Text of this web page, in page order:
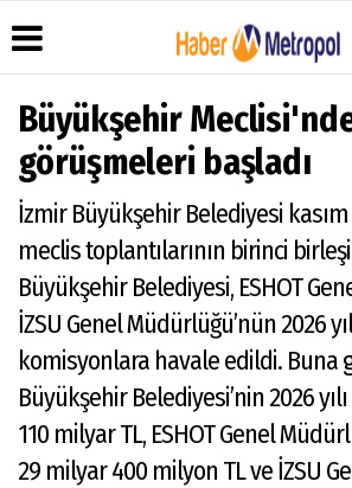
Haber
Arşivi
Gazete
Arşivi
Durumu
Anketler
Video
Galeri
Foto
Galeri
Büyükşehir
görüşmeleri başladı
İzmir Büyükşehir Belediyesi kasım
meclis toplantılarının birinci
Büyükşehir Belediyesi, ESHOT
İZSU Genel Müdürlüğü’nün 2026
komisyonlara havale edildi. Buna
Büyükşehir Belediyesi’nin 2026
110 milyar TL, ESHOT Genel
29 milyar 400 milyon TL ve İZSU